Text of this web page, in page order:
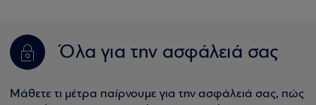
Όλα για την ασφάλειά σας
Μάθετε τι μέτρα παίρνουμε για την ασφάλειά σας, πώς